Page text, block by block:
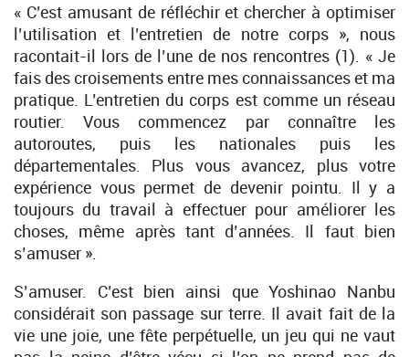
« C’est amusant de réfléchir et chercher à optimiser
l’utilisation et l’entretien de notre corps », nous
racontait-il lors de l’une de nos rencontres (1). « Je
fais des croisements entre mes connaissances et ma
pratique. L’entretien du corps est comme un réseau
routier. Vous commencez par connaître les
autoroutes, puis les nationales puis les
départementales. Plus vous avancez, plus votre
expérience vous permet de devenir pointu. Il y a
toujours du travail à effectuer pour améliorer les
choses, même après tant d’années. Il faut bien
s’amuser ».
S’amuser. C’est bien ainsi que Yoshinao Nanbu
considérait son passage sur terre. Il avait fait de la
vie une joie, une fête perpétuelle, un jeu qui ne vaut